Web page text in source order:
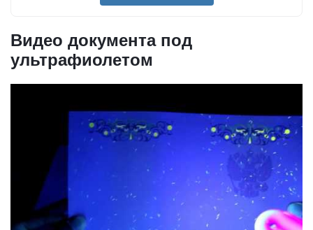
Видео документа под
ультрафиолетом